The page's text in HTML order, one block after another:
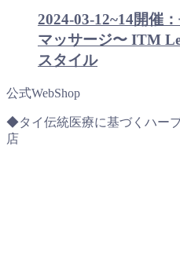
2024-03-12~14開催
マッサージ〜 ITM
スタイル
公式WebShop
◆タイ伝統医療に基づくハー
店